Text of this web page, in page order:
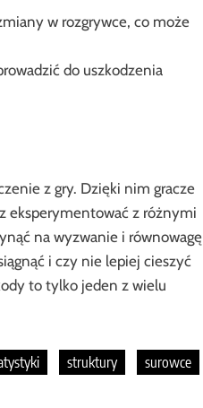
w rozgrywce, co może
do uszkodzenia
z gry. Dzięki nim gracze
eksperymentować z różnymi
na wyzwanie i równowagę
i czy nie lepiej cieszyć
to tylko jeden z wielu
struktury
surowce